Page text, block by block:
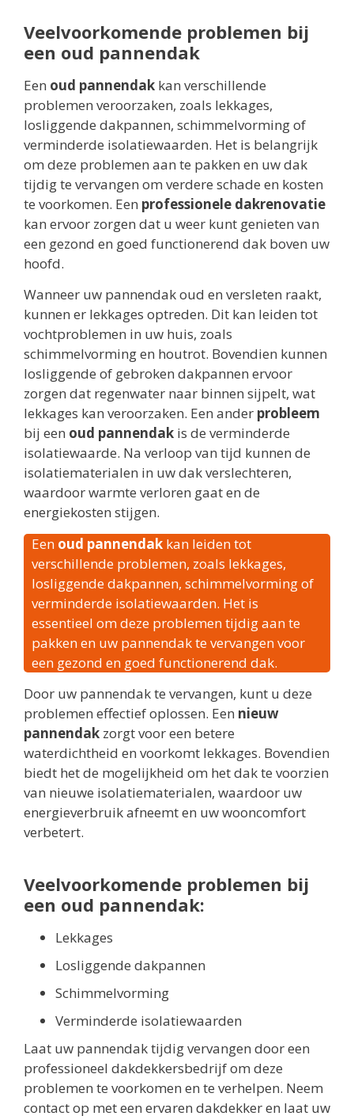
Veelvoorkomende problemen bij
een oud pannendak
Een oud pannendak kan verschillende
problemen veroorzaken, zoals lekkages,
losliggende dakpannen, schimmelvorming of
verminderde isolatiewaarden. Het is belangrijk
om deze problemen aan te pakken en uw dak
tijdig te vervangen om verdere schade en kosten
te voorkomen. Een professionele dakrenovatie
kan ervoor zorgen dat u weer kunt genieten van
een gezond en goed functionerend dak boven uw
hoofd.
Wanneer uw pannendak oud en versleten raakt,
kunnen er lekkages optreden. Dit kan leiden tot
vochtproblemen in uw huis, zoals
schimmelvorming en houtrot. Bovendien kunnen
losliggende of gebroken dakpannen ervoor
zorgen dat regenwater naar binnen sijpelt, wat
lekkages kan veroorzaken. Een ander probleem
bij een oud pannendak is de verminderde
isolatiewaarde. Na verloop van tijd kunnen de
isolatiematerialen in uw dak verslechteren,
waardoor warmte verloren gaat en de
energiekosten stijgen.
Een oud pannendak kan leiden tot
verschillende problemen, zoals lekkages,
losliggende dakpannen, schimmelvorming of
verminderde isolatiewaarden. Het is
essentieel om deze problemen tijdig aan te
pakken en uw pannendak te vervangen voor
een gezond en goed functionerend dak.
Door uw pannendak te vervangen, kunt u deze
problemen effectief oplossen. Een nieuw
pannendak zorgt voor een betere
waterdichtheid en voorkomt lekkages. Bovendien
biedt het de mogelijkheid om het dak te voorzien
van nieuwe isolatiematerialen, waardoor uw
energieverbruik afneemt en uw wooncomfort
verbetert.
Veelvoorkomende problemen bij
een oud pannendak:
Lekkages
Losliggende dakpannen
Schimmelvorming
Verminderde isolatiewaarden
Laat uw pannendak tijdig vervangen door een
professioneel dakdekkersbedrijf om deze
problemen te voorkomen en te verhelpen. Neem
contact op met een ervaren dakdekker en laat uw